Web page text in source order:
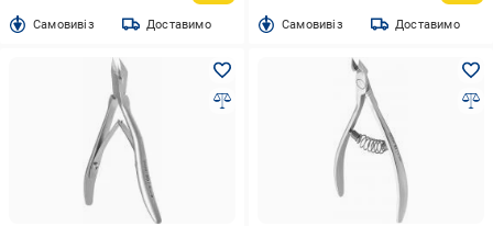
Cамовивіз Доставимо Cамовивіз Доставимо